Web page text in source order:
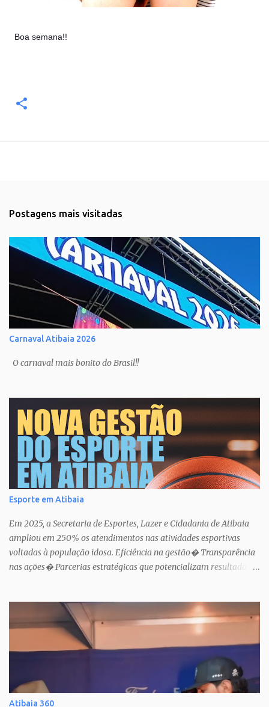
Boa semana!!
Postagens mais visitadas
Carnaval Atibaia 2026
O carnaval mais bonito do Brasil!!
Esporte em Atibaia
Em 2025, a Secretaria de Esportes, Lazer e Cidadania de Atibaia
ampliou em 250% os atendimentos nas atividades esportivas
voltadas à população idosa. Eficiência na gestão� Transparência
nas ações� Parcerias estratégicas que potencializam resultados.
Atibaia 360